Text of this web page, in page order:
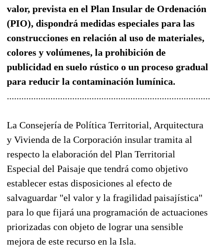
valor, prevista en el Plan Insular de Ordenación
(PIO), dispondrá medidas especiales para las
construcciones en relación al uso de materiales,
colores y volúmenes, la prohibición de
publicidad en suelo rústico o un proceso gradual
para reducir la contaminación lumínica.
La Consejería de Política Territorial, Arquitectura
y Vivienda de la Corporación insular tramita al
respecto la elaboración del Plan Territorial
Especial del Paisaje que tendrá como objetivo
establecer estas disposiciones al efecto de
salvaguardar "el valor y la fragilidad paisajística"
para lo que fijará una programación de actuaciones
priorizadas con objeto de lograr una sensible
mejora de este recurso en la Isla.